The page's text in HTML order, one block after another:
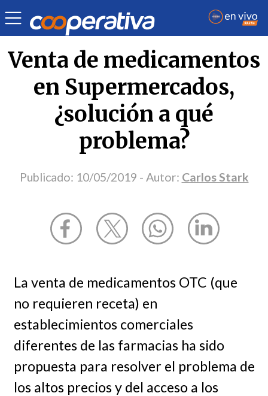
Opinión | Carlos Stark
Venta de medicamentos
en Supermercados,
¿solución a qué
problema?
Publicado: 10/05/2019 - Autor: Carlos Stark
La venta de medicamentos OTC (que
no requieren receta) en
establecimientos comerciales
diferentes de las farmacias ha sido
propuesta para resolver el problema de
los altos precios y del acceso a los